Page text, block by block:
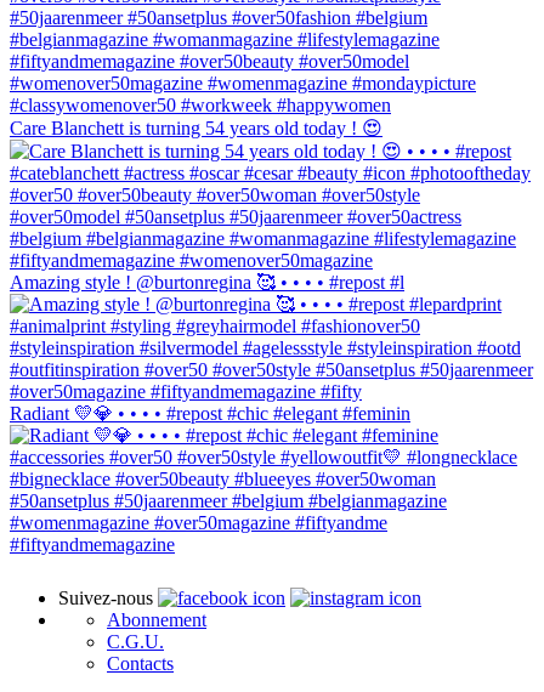
Care Blanchett is turning 54 years old today ! 😍
Amazing style ! @burtonregina 🥰 • • • • #repost #l
Radiant 💛💎 • • • • #repost #chic #elegant #feminin
Suivez-nous
Abonnement
C.G.U.
Contacts